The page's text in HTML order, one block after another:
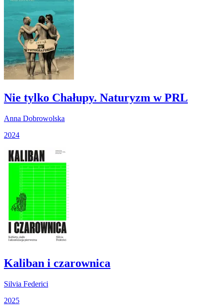
Nie tylko Chałupy. Naturyzm w PRL
Anna Dobrowolska
2024
Kaliban i czarownica
Silvia Federici
2025